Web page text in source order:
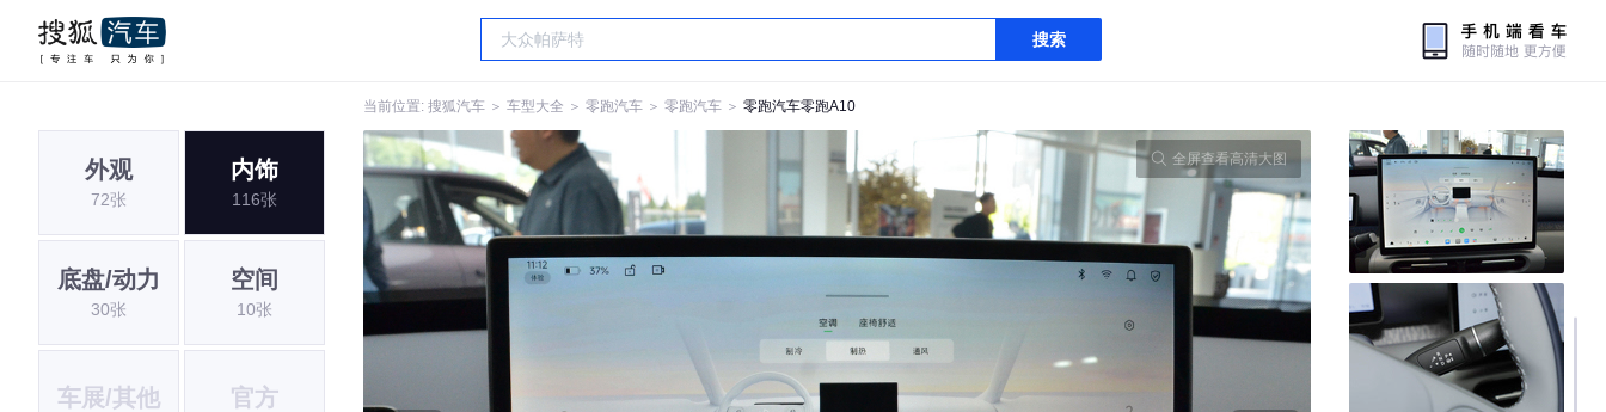
搜索
当前位置: 搜狐汽车 ＞ 车型大全 ＞ 零跑汽车 ＞ 零跑汽车 ＞ 零跑汽车零跑A10
外观
72张
内饰
116张
底盘/动力
30张
空间
10张
车展/其他 官方
全屏查看高清大图